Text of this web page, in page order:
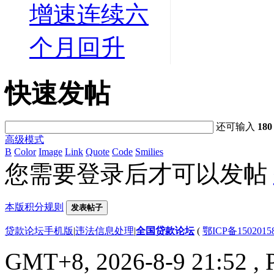
增速连续六
个月回升
快速发帖
还可输入 180
高级模式
B Color Image Link Quote Code Smilies
您需要登录后才可以发帖
本版积分规则 发表帖子
贷款论坛手机版|违法信息处理|全国贷款论坛( 鄂ICP备
GMT+8, 2026-8-9 21:52 ,